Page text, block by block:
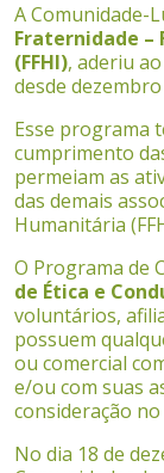
A Comunidade-
Fraternidade –
(FFHI), aderiu
desde dezembro
Esse programa
cumprimento
permeiam as
das demais
Humanitária
O Programa de
de Ética e
voluntários,
possuem
ou comercial
e/ou com suas
consideração
No dia 18 de